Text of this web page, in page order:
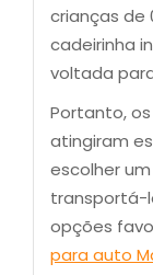
crianças de
cadeirinha
voltada
Portanto,
atingiram
escolher
transportá-
opções
para auto